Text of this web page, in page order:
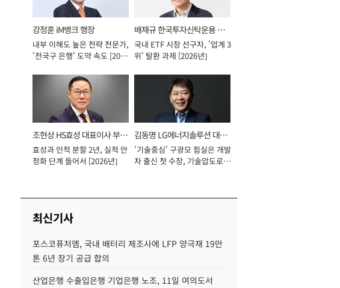
강정훈 iM뱅크 행장
내부 이해도 높은 전략 전문가,
'전국구 은행' 도약 속도 [2026
배재규 한국투자신탁운용 대
표이사 사장
국내 ETF 시장 선구자, '업계 3
위' 탈환 과제 [2026년]
조현상 HS효성 대표이사 부회
장
효성과 인적 분할 2년, 실적 안
정화 단계 들어서 [2026년]
김동명 LG에너지솔루션 대표
이사 사장
'기술중심' 구광모 힘실은 개발
자 출신 첫 수장, 기술압도로
최신기사
포스코퓨처엠, 국내 배터리 제조사에 LFP 양극재 19만
톤 6년 장기 공급 합의
산업은행 수출입은행 기업은행 노조, 11일 여의도서